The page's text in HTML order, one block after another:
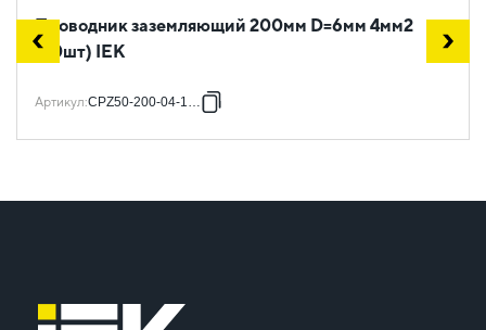
Проводник заземляющий 200мм D=6мм 4мм2
(20шт) IEK
Артикул:CPZ50-200-04-1-06